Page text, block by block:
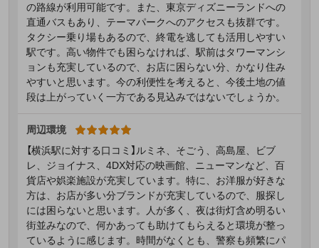
の路線が利用可能です。また、東京ディズニーランドへの
直通バスもあり、テーマパークへのアクセスも抜群です。
タクシー乗り場もあるので、終電を逃しても活用しやすい
駅です。高い物件でも困らなければ、駅前はタワーマンシ
ョンも充実しているので、お店に困らない分、かなり住み
やすいと思います。今の利便性を考えると、今後土地の値
段は上がっていく一方である見込みではないでしょうか。
周辺環境
【横浜駅に対する口コミ】ルミネ、そごう、高島屋、ビブ
レ、ジョイナス、4DX対応の映画館、ニューマンなど、百
貨店や娯楽施設が充実しています。特に、お洋服が好きな
方は、お店が多い分ブランドが充実しているので、服探し
には困らないと思います。人が多く、夜は街灯含め明るい
街並みなので、何かあっても助けてもらえると環境が整っ
ているように感じます。時間がなくとも、警察も頻繁にパ